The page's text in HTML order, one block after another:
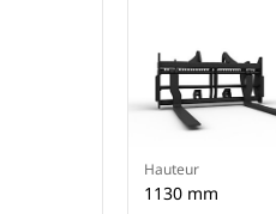
Hauteur
1130 mm